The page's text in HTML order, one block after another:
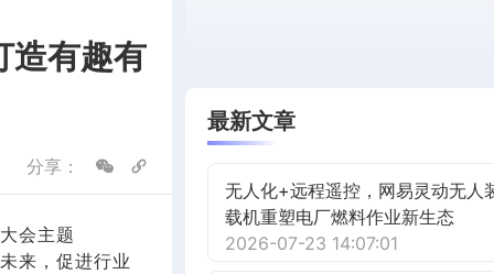
造有趣有
分享：
会主题
来，促进行业
最新文章
无人化+远程遥控，网易灵动无人
载机重塑电厂燃料作业新生态
2026-07-23 14:07:01